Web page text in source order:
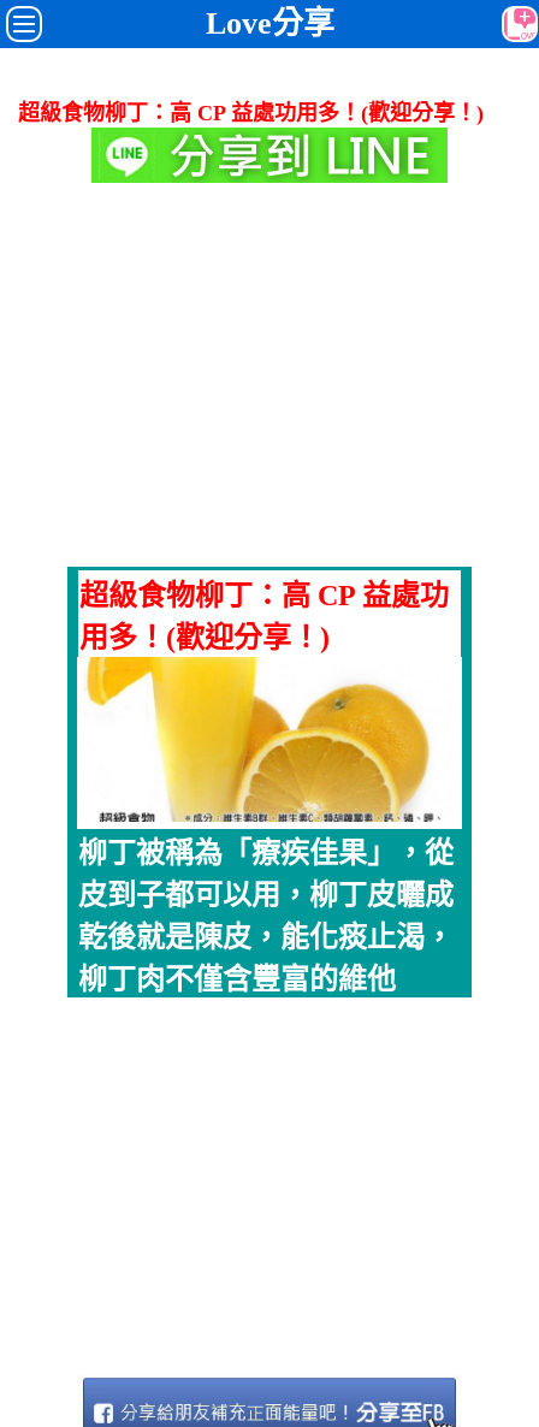
Love分享
超級食物柳丁：高 CP 益處功用多！(歡迎分享！)
超級食物柳丁：高 CP 益處功
用多！(歡迎分享！)
柳丁被稱為「療疾佳果」，從
皮到子都可以用，柳丁皮曬成
乾後就是陳皮，能化痰止渴，
柳丁肉不僅含豐富的維他